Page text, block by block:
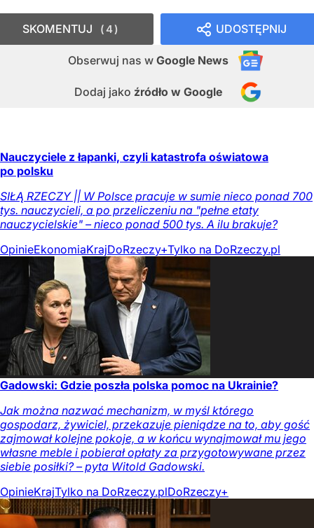
UDOSTĘPNIJ
Obserwuj nas w Google News
Dodaj jako źródło w Google
SKOMENTUJ 4
Nauczyciele z łapanki, czyli katastrofa oświatowa
po polsku
SIŁĄ RZECZY || W Polsce pracuje w sumie nieco ponad 700
tys. nauczycieli, a po przeliczeniu na "pełne etaty
nauczycielskie" – nieco ponad 500 tys. A ilu brakuje?
OpinieEkonomiaKrajDoRzeczy+Tylko na DoRzeczy.pl
Gadowski: Gdzie poszła polska pomoc na Ukrainie?
Jak można nazwać mechanizm, w myśl którego
gospodarz, żywiciel, przekazuje pieniądze na to, aby gość
zajmował kolejne pokoje, a w końcu wynajmował mu jego
własne meble i pobierał opłaty za przygotowywane przez
siebie posiłki? – pyta Witold Gadowski.
OpinieKrajTylko na DoRzeczy.plDoRzeczy+